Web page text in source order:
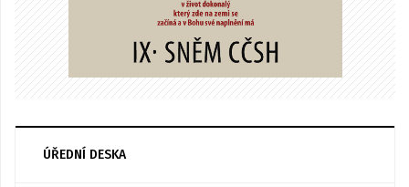
ÚŘEDNÍ DESKA